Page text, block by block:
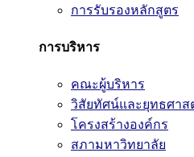
การรับรองหลักสูตร
การบริหาร
คณะผู้บริหาร
วิสัยทัศน์และยุทธศาส
โครงสร้างองค์กร
สภามหาวิทยาลัย